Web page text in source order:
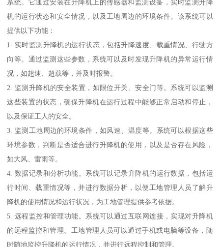
系统。它通过安装在升降机上的传感器和监测设备，实时监测升降
机的运行状态和安全情况，以及工地周边的环境条件。该系统可以
提供以下功能：
1. 实时监测升降机的运行状态，包括升降速度、载重情况、行驶方
向等。通过监测这些参数，系统可以及时发现升降机的异常运行情
况，如超速、超载等，并及时报警。
2. 监测升降机的安全装置，如限位开关、安全门等。系统可以监测
这些装置的状态，确保升降机在运行过程中能够正常启动和停止，
以及保证工人的安全。
3. 监测工地周边的环境条件，如风速、温度等。系统可以根据这些
环境参数，判断是否适合进行升降机的使用，以及是否存在风险，
如大风、雷雨等。
4. 数据记录和分析功能。系统可以记录升降机的运行数据，包括运
行时间、载重情况等，并进行数据分析，以便工地管理人员了解升
降机的使用情况和运行状况，为工地管理提供参考依据。
5. 远程监控和管理功能。系统可以通过互联网连接，实现对升降机
的远程监控和管理。工地管理人员可以通过手机或电脑等设备，随
时随地监控升降机的运行情况，并进行远程控制和管理。